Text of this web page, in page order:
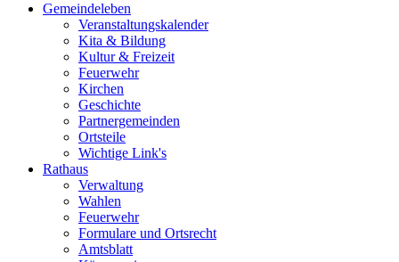
Gemeindeleben
Veranstaltungskalender
Kita & Bildung
Kultur & Freizeit
Feuerwehr
Kirchen
Geschichte
Partnergemeinden
Ortsteile
Wichtige Link's
Rathaus
Verwaltung
Wahlen
Feuerwehr
Formulare und Ortsrecht
Amtsblatt